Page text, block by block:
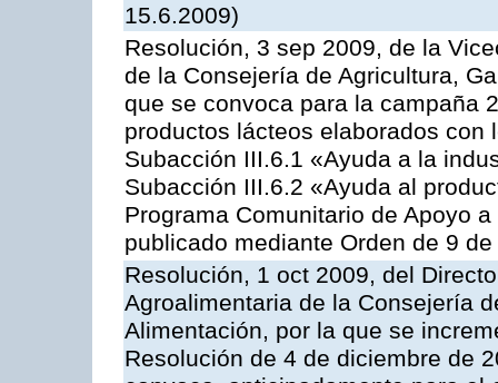
15.6.2009)
Resolución, 3 sep 2009, de la
de la Consejería de Agricultura,
que se convoca para la campaña
productos lácteos elaborados
Subacción III.6.1 «Ayuda a la
Subacción III.6.2 «Ayuda al
Programa Comunitario de Apoyo
publicado mediante Orden de 9
Resolución, 1 oct 2009, del
Agroalimentaria de la Consejería
Alimentación, por la que se
Resolución de 4 de diciembre de